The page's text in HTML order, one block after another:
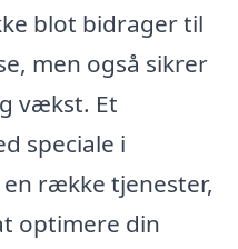
blot bidrager til
men også sikrer
vækst. Et
speciale i
række tjenester,
optimere din